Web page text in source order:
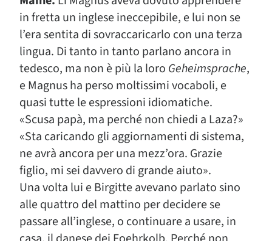
in fretta un inglese ineccepibile, e lui non se
l’era sentita di sovraccaricarlo con una terza
lingua. Di tanto in tanto parlano ancora in
tedesco, ma non è più la loro Geheimsprache,
e Magnus ha perso moltissimi vocaboli, e
quasi tutte le espressioni idiomatiche.
«Scusa papà, ma perché non chiedi a Laza?»
«Sta caricando gli aggiornamenti di sistema,
ne avrà ancora per una mezz’ora. Grazie
figlio, mi sei davvero di grande aiuto».
Una volta lui e Birgitte avevano parlato sino
alle quattro del mattino per decidere se
passare all’inglese, o continuare a usare, in